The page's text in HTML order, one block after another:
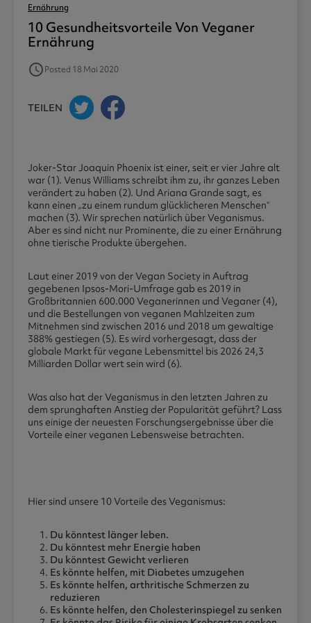
Ernährung
10 Gesundheitsvorteile Von Veganer
Ernährung
access_timePosted 18 Mai 2020
TEILEN
Joker-Star Joaquin Phoenix ist einer, seit er vier Jahre alt
war (1). Venus Williams schreibt ihm zu, ihr ganzes Leben
verändert zu haben (2). Und Ariana Grande sagt, es
kann einen „zu einem rundum glücklicheren Menschen“
machen (3). Wir sprechen natürlich über Veganismus.
Aber es sind nicht nur Prominente, die zu einer Ernährung
ohne tierische Produkte übergehen.
Laut einer 2019 von der Vegan Society in Auftrag
gegebenen Ipsos-Mori-Umfrage gab es 2019 in
Großbritannien 600.000 Veganerinnen und Veganer (4),
und die Bestellungen von veganen Mahlzeiten zum
Mitnehmen sind zwischen 2016 und 2018 um gewaltige
388% gestiegen (5). Es wird vorhergesagt, dass der
globale Markt für vegane Lebensmittel bis 2026 24,3
Milliarden Dollar wert sein wird (6).
Was also hat der Veganismus in den letzten Jahren zu
dem sprunghaften Anstieg der Popularität geführt? Lass
uns einige der neuesten Forschungsergebnisse über die
Vorteile einer veganen Lebensweise betrachten.
Hier sind unsere 10 Vorteile des Veganismus:
Du könntest länger leben.
Du könntest mehr Energie haben
Du könntest Gewicht verlieren
Es könnte helfen, mit Diabetes umzugehen
Es könnte helfen, arthritische Schmerzen zu
reduzieren
Es könnte helfen, den Cholesterinspiegel zu senken